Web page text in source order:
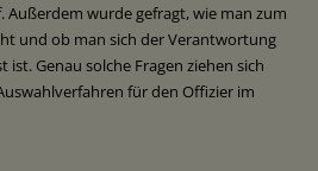
Außerdem wurde gefragt, wie man zum
und ob man sich der Verantwortung
Genau solche Fragen ziehen sich
für den Offizier im